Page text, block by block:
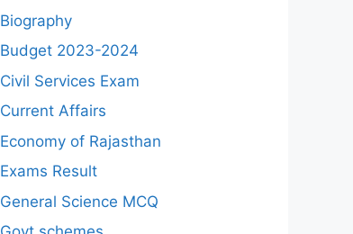
Biography
Budget 2023-2024
Civil Services Exam
Current Affairs
Economy of Rajasthan
Exams Result
General Science MCQ